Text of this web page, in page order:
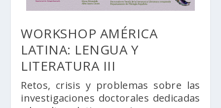
WORKSHOP AMÉRICA
LATINA: LENGUA Y
LITERATURA III
Retos, crisis y problemas sobre las
investigaciones doctorales dedicadas